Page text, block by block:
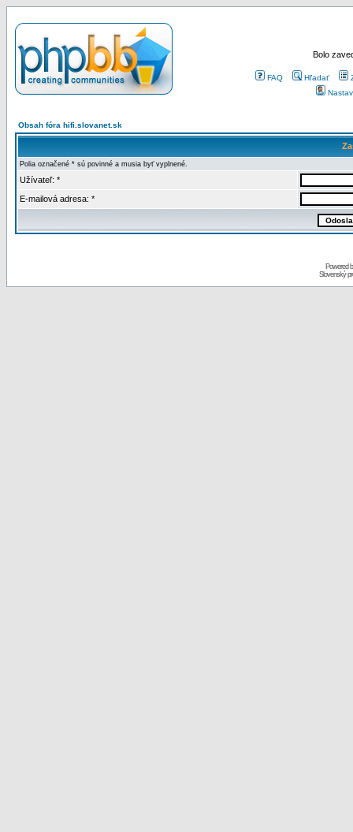
Bolo
FAQ Hľadať
Obsah fóra hifi.slovanet.sk
Polia označené * sú povinné a musia byť vyplnené.
Užívateľ: *
E-mailová adresa: *
Powered
Slovenský